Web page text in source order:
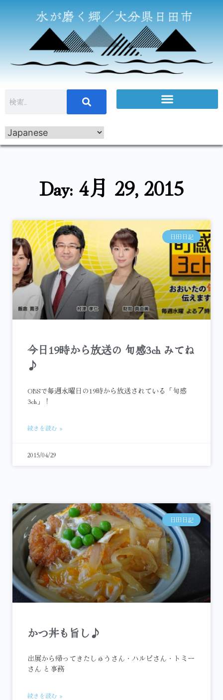
Day: 4月 29, 2015
日田日記
今日19時から放送の 旬感3ch みてね
♪
OBSで毎週水曜日の19時から放送されている「旬感
3ch」！
続きを読む »
2015/04/29
日田日記
かつ丼も旨し♪
出展から帰ってきたしゅうさん・ハルピさん・トミー
さん と事務
続きを読む »